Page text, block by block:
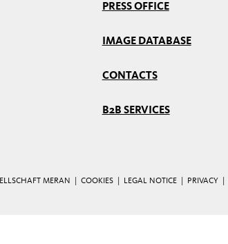
PRESS OFFICE
IMAGE DATABASE
CONTACTS
B2B SERVICES
MERAN | COOKIES LEGAL NOTICE PRIVACY